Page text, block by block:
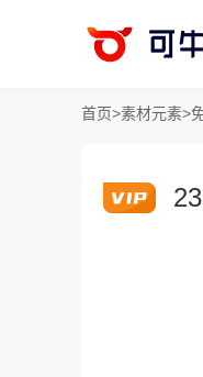
首页>素材元素>